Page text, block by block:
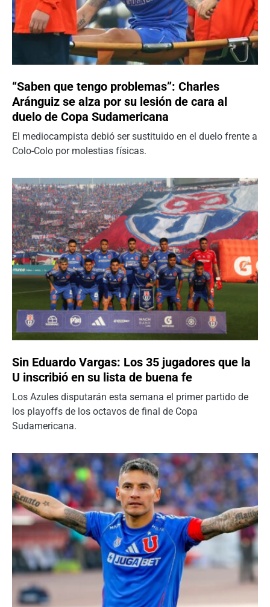
“Saben que tengo problemas”: Charles
Aránguiz se alza por su lesión de cara al
duelo de Copa Sudamericana
El mediocampista debió ser sustituido en el duelo frente a
Colo-Colo por molestias físicas.
Sin Eduardo Vargas: Los 35 jugadores que la
U inscribió en su lista de buena fe
Los Azules disputarán esta semana el primer partido de
los playoffs de los octavos de final de Copa
Sudamericana.